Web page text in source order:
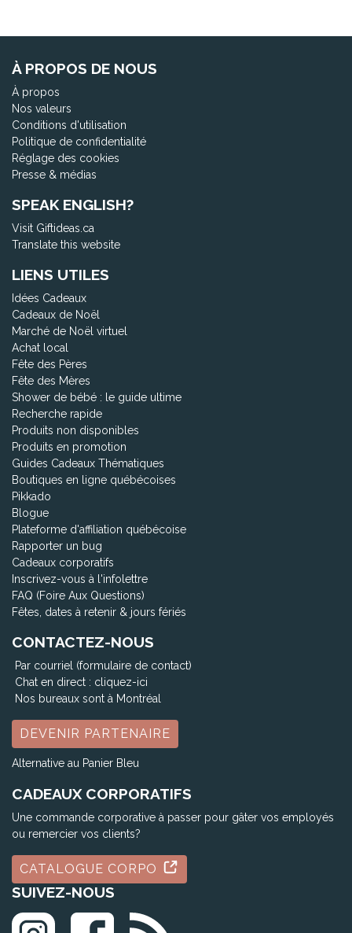
À PROPOS DE NOUS
À propos
Nos valeurs
Conditions d'utilisation
Politique de confidentialité
Réglage des cookies
Presse & médias
SPEAK ENGLISH?
Visit Giftideas.ca
Translate this website
LIENS UTILES
Idées Cadeaux
Cadeaux de Noël
Marché de Noël virtuel
Achat local
Fête des Pères
Fête des Mères
Shower de bébé : le guide ultime
Recherche rapide
Produits non disponibles
Produits en promotion
Guides Cadeaux Thématiques
Boutiques en ligne québécoises
Pikkado
Blogue
Plateforme d'affiliation québécoise
Rapporter un bug
Cadeaux corporatifs
Inscrivez-vous à l'infolettre
FAQ (Foire Aux Questions)
Fêtes, dates à retenir & jours fériés
CONTACTEZ-NOUS
Par courriel (formulaire de contact)
Chat en direct : cliquez-ici
Nos bureaux sont à Montréal
DEVENIR PARTENAIRE
Alternative au Panier Bleu
CADEAUX CORPORATIFS
Une commande corporative à passer pour gâter vos employés
ou remercier vos clients?
CATALOGUE CORPO
SUIVEZ-NOUS